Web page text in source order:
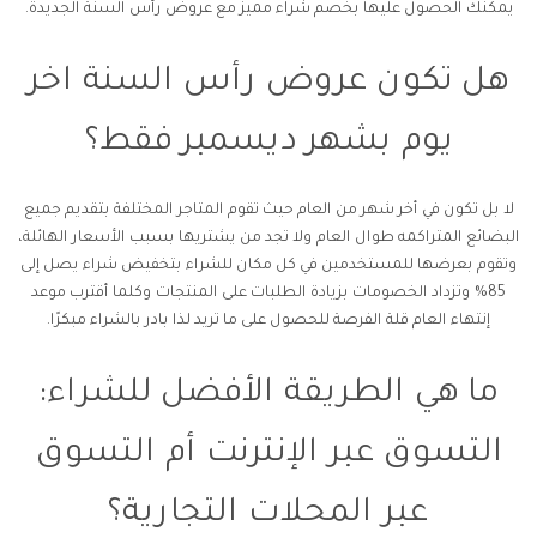
يمكنك الحصول عليها بخصم شراء مميز مع عروض رأس السنة الجديدة.
هل تكون عروض رأس السنة اخر
يوم بشهر ديسمبر فقط؟
لا بل تكون في أخر شهر من العام حيث تقوم المتاجر المختلفة بتقديم جميع
البضائع المتراكمه طوال العام ولا تجد من يشتريها بسبب الأسعار الهائلة،
وتقوم بعرضها للمستخدمين في كل مكان للشراء بتخفيض شراء يصل إلى
85% وتزداد الخصومات بزيادة الطلبات على المنتجات وكلما أقترب موعد
إنتهاء العام قلة الفرصة للحصول على ما تريد لذا بادر بالشراء مبكرًا.
ما هي الطريقة الأفضل للشراء:
التسوق عبر الإنترنت أم التسوق
عبر المحلات التجارية؟